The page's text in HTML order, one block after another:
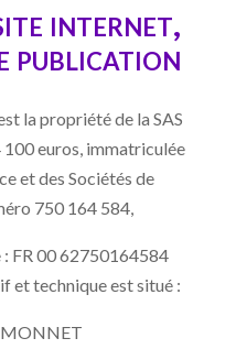
internet,
publication
la propriété de la SAS
euros, immatriculée
et des Sociétés de
750 164 584,
FR 00 62750164584
et technique est situé :
MONNET